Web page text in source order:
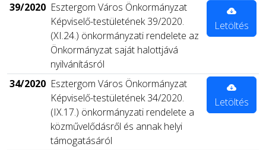
39/2020 Esztergom Város Önkormányzat
Képviselő-testületének 39/2020.
(XI.24.) önkormányzati rendelete az
Önkormányzat saját halottjává
nyilvánításról
Letöltés
34/2020 Esztergom Város Önkormányzat
Képviselő-testületének 34/2020.
(IX.17.) önkormányzati rendelete a
közművelődásről és annak helyi
támogatásáról
Letöltés